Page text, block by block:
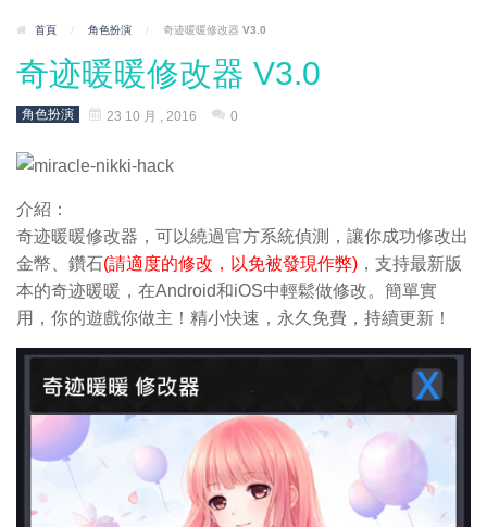
首頁 / 角色扮演 / 奇迹暖暖修改器 V3.0
奇迹暖暖修改器 V3.0
角色扮演 23 10 月 , 2016 0
介紹：
奇迹暖暖修改器，可以繞過官方系統偵測，讓你成功修改出
金幣、鑽石(請適度的修改，以免被發現作弊) ，支持最新版
本的奇迹暖暖，在Android和iOS中輕鬆做修改。簡單實
用，你的遊戲你做主！精小快速，永久免費，持續更新！